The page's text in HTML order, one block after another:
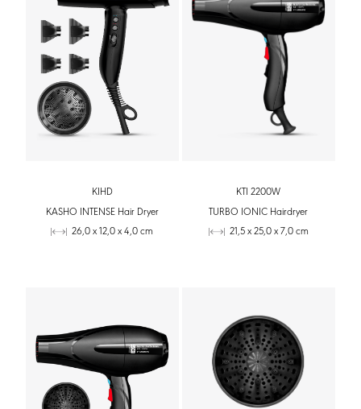
KIHD
KASHO INTENSE Hair Dryer
26,0 x 12,0 x 4,0 cm
KTI 2200W
TURBO IONIC Hairdryer
21,5 x 25,0 x 7,0 cm